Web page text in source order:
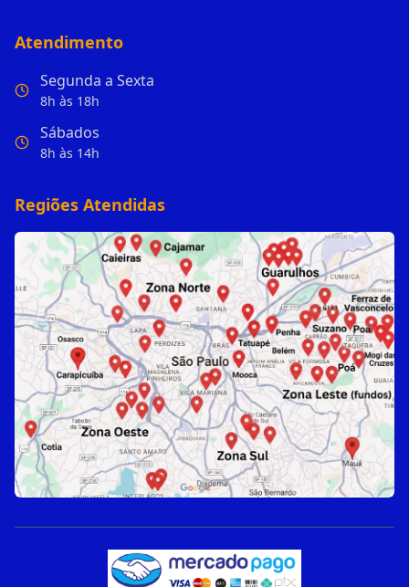
Atendimento
Segunda a Sexta
8h às 18h
Sábados
8h às 14h
Regiões Atendidas